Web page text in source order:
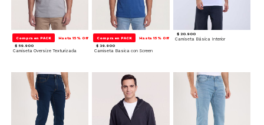
Compra en PACK Hasta 15% Off
$ 59.900
Camiseta Oversize Texturizada
Compra en PACK Hasta 15% Off
$ 39.900
Camiseta Basica con Screen
$ 20.900
Camiseta Básica Interior